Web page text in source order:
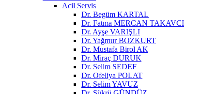
Acil Servis
Dr. Begüm KARTAL
Dr. Fatma MERCAN TAKAVCI
Dr. Ayşe VARIŞLI
Dr. Yağmur BOZKURT
Dr. Mustafa Birol AK
Dr. Miraç DURUK
Dr. Selim SEDEF
Dr. Ofeliya POLAT
Dr. Selim YAVUZ